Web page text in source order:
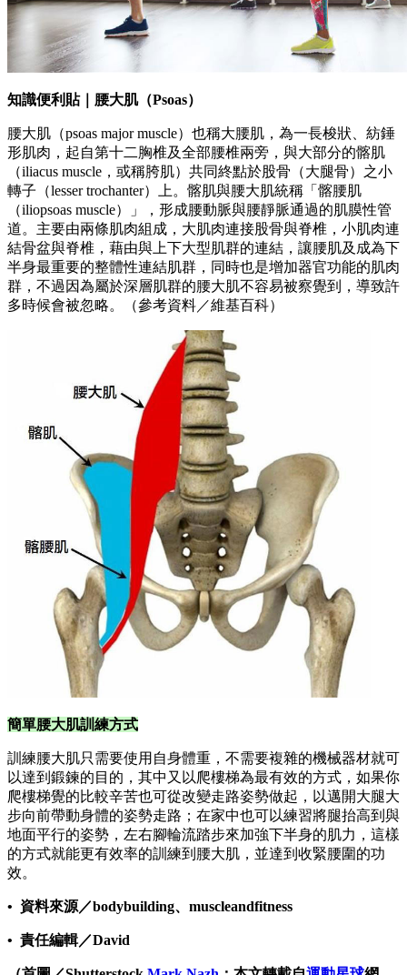
知識便利貼｜腰大肌（Psoas）
腰大肌（psoas major muscle）也稱大腰肌，為一長梭狀、紡錘
形肌肉，起自第十二胸椎及全部腰椎兩旁，與大部分的髂肌
（iliacus muscle，或稱胯肌）共同終點於股骨（大腿骨）之小
轉子（lesser trochanter）上。髂肌與腰大肌統稱「髂腰肌
（iliopsoas muscle）」，形成腰動脈與腰靜脈通過的肌膜性管
道。主要由兩條肌肉組成，大肌肉連接股骨與脊椎，小肌肉連
結骨盆與脊椎，藉由與上下大型肌群的連結，讓腰肌及成為下
半身最重要的整體性連結肌群，同時也是增加器官功能的肌肉
群，不過因為屬於深層肌群的腰大肌不容易被察覺到，導致許
多時候會被忽略。（參考資料／維基百科）
簡單腰大肌訓練方式
訓練腰大肌只需要使用自身體重，不需要複雜的機械器材就可
以達到鍛鍊的目的，其中又以爬樓梯為最有效的方式，如果你
爬樓梯覺的比較辛苦也可從改變走路姿勢做起，以邁開大腿大
步向前帶動身體的姿勢走路；在家中也可以練習將腿抬高到與
地面平行的姿勢，左右腳輪流踏步來加強下半身的肌力，這樣
的方式就能更有效率的訓練到腰大肌，並達到收緊腰圍的功
效。
• 資料來源／bodybuilding、muscleandfitness
• 責任編輯／David